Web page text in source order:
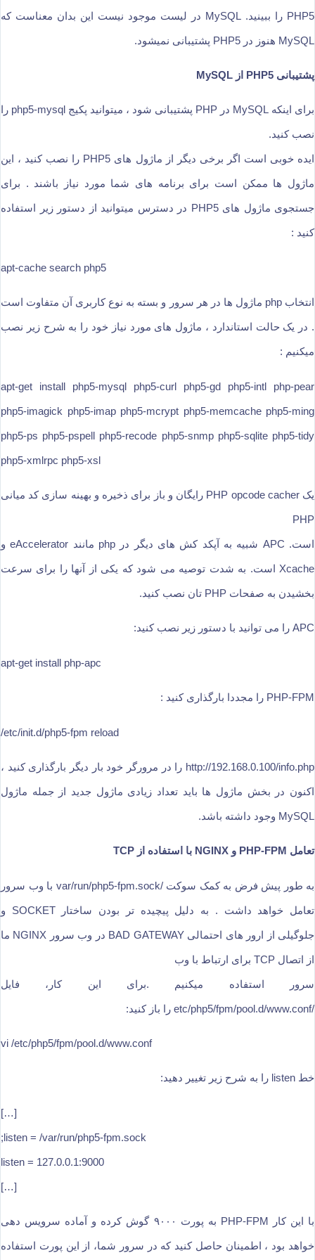
PHP5 را ببینید. MySQL در لیست موجود نیست این بدان معناست که
MySQL هنوز در PHP5 پشتیبانی نمیشود.
پشتیبانی PHP5 از MySQL
برای اینکه MySQL در PHP پشتیبانی شود ، میتوانید پکیج php5-mysql را
نصب کنید.
ایده خوبی است اگر برخی دیگر از ماژول های PHP5 را نصب کنید ، این
ماژول ها ممکن است برای برنامه های شما مورد نیاز باشند . برای
جستجوی ماژول های PHP5 در دسترس میتوانید از دستور زیر استفاده
کنید :
apt-cache search php5
انتخاب php ماژول ها در هر سرور و بسته به نوع کاربری آن متفاوت است
. در یک حالت استاندارد ، ماژول های مورد نیاز خود را به شرح زیر نصب
میکنیم :
apt-get install php5-mysql php5-curl php5-gd php5-intl php-pear
php5-imagick php5-imap php5-mcrypt php5-memcache php5-ming
php5-ps php5-pspell php5-recode php5-snmp php5-sqlite php5-tidy
php5-xmlrpc php5-xsl
یک PHP opcode cacher رایگان و باز برای ذخیره و بهینه سازی کد میانی
PHP
است. APC شبیه به آپکد کش های دیگر در php مانند eAccelerator و
Xcache است. به شدت توصیه می شود که یکی از آنها را برای سرعت
بخشیدن به صفحات PHP تان نصب کنید.
APC را می توانید با دستور زیر نصب کنید:
apt-get install php-apc
PHP-FPM را مجددا بارگذاری کنید :
/etc/init.d/php5-fpm reload
http://192.168.0.100/info.php را در مرورگر خود بار دیگر بارگذاری کنید ،
اکنون در بخش ماژول ها باید تعداد زیادی ماژول جدید از جمله ماژول
MySQL وجود داشته باشد.
تعامل PHP-FPM و NGINX با استفاده از TCP
به طور پیش فرض به کمک سوکت /var/run/php5-fpm.sock با وب سرور
تعامل خواهد داشت . به دلیل پیچیده تر بودن ساختار SOCKET و
جلوگیلی از ارور های احتمالی BAD GATEWAY در وب سرور NGINX ما
از اتصال TCP برای ارتباط با وب
سرور استفاده میکنیم .برای این کار، فایل
/etc/php5/fpm/pool.d/www.conf را باز کنید:
vi /etc/php5/fpm/pool.d/www.conf
خط listen را به شرح زیر تغییر دهید:
[…]
;listen = /var/run/php5-fpm.sock
listen = 127.0.0.1:9000
[…]
با این کار PHP-FPM به پورت ۹۰۰۰ گوش کرده و آماده سرویس دهی
خواهد بود ، اطمینان حاصل کنید که در سرور شما، از این پورت استفاده